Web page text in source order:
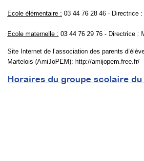
Ecole élémentaire : 03 44 76 28 46 - Directrice
Ecole maternelle : 03 44 76 29 76 - Directrice :
Site Internet de l’association des parents
Martelois (AmiJoPEM): http://amijopem.free.fr/
Horaires du groupe scolaire du